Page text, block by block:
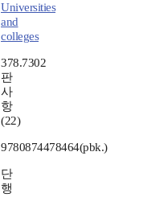
Universities
and
colleges
378.7302
판
사
항
(22)
9780874478464(pbk.)
단
행